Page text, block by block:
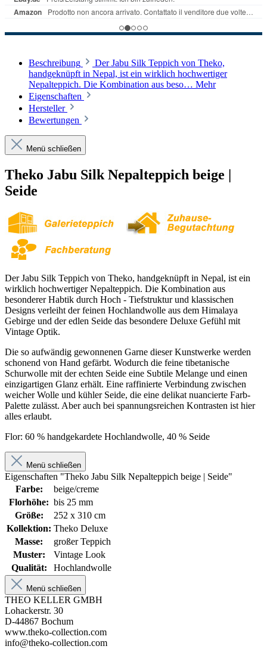
Beschreibung
Der Jabu Silk Teppich von Theko,
handgeknüpft in Nepal, ist ein wirklich hochwertiger
Nepalteppich. Die Kombination aus beso… Mehr
Eigenschaften
Hersteller
Bewertungen
Menü schließen
Theko Jabu Silk Nepalteppich beige |
Seide
Der Jabu Silk Teppich von Theko, handgeknüpft in Nepal, ist ein
wirklich hochwertiger Nepalteppich. Die Kombination aus
besonderer Habtik durch Hoch - Tiefstruktur und klassischen
Designs verleiht der feinen Hochlandwolle aus dem Himalaya
Gebirge und der edlen Seide das besondere Deluxe Gefühl mit
Vintage Optik.
Die so aufwändig gewonnenen Garne dieser Kunstwerke werden
schonend von Hand gefärbt. Wodurch die feine tibetanische
Schurwolle mit der echten Seide eine Subtile Melange und einen
einzigartigen Glanz erhält. Eine raffinierte Verbindung zwischen
weicher Wolle und kühler Seide, die eine delikat nuancierte Farb-
Palette zulässt. Aber auch bei spannungsreichen Kontrasten ist hier
alles erlaubt.
Flor: 60 % handgekardete Hochlandwolle, 40 % Seide
Menü schließen
Eigenschaften "Theko Jabu Silk Nepalteppich beige | Seide"
Farbe:
beige/creme
Florhöhe: bis 25 mm
Größe:
252 x 310 cm
Kollektion: Theko Deluxe
Masse:
großer Teppich
Muster:
Vintage Look
Qualität:
Hochlandwolle
Menü schließen
THEO KELLER GMBH
Lohackerstr. 30
D-44867 Bochum
www.theko-collection.com
info@theko-collection.com